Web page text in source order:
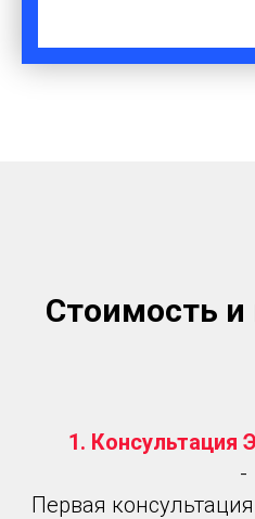
Стоимость и
1. Консультация
-
Первая